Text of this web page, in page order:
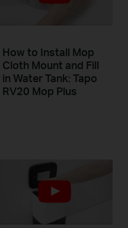
How to Install Mop
Cloth Mount and Fill
in Water Tank: Tapo
RV20 Mop Plus